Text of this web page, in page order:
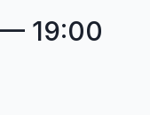
19:00